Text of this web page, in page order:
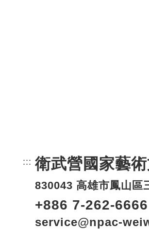
::: 頁尾網站資訊。
衛武營國家藝
830043 高雄市鳳山區
+886 7-262-6666
service@npac-